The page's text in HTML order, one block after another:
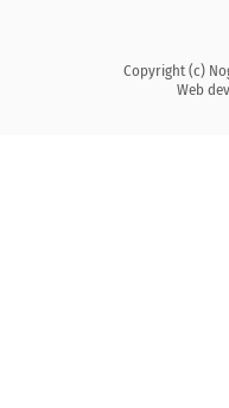
Copyright (c)
Web